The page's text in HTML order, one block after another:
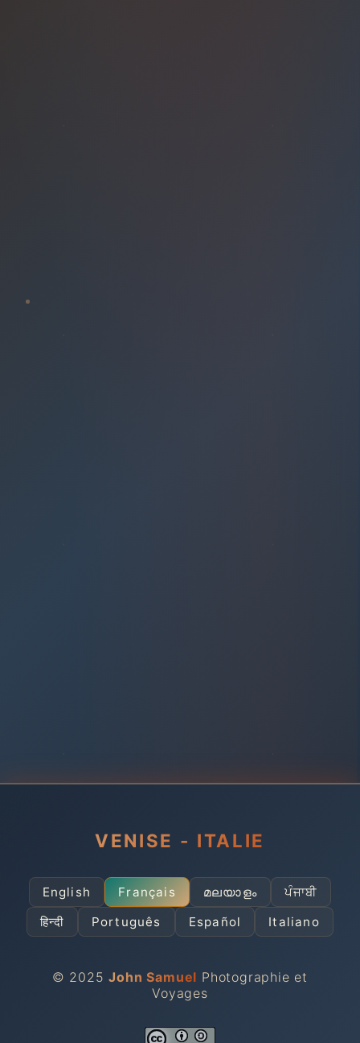
VENISE - ITALIE
English Français മലയാളം
ਪੰਜਾਬੀ
हिन्दी
Português Español Italiano
© 2025John Samuel Photographie et
Voyages